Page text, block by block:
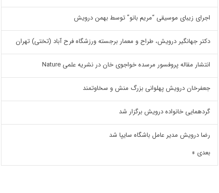
اجرای زیبای موسیقی “مریم بانو” توسط بهمن درویش
دکتر جهانگیر درویش، طراح و معمار برجسته ورزشگاه فرح آباد (تختی) تهران
انتشار مقاله پروفسور مرسده خواجوی خان در نشریه علمی Nature
جعفرخان درویش پهلوانی بزرگ منش و سخاوتمند
گردهمایی خانواده درویش برگزار شد
رضا درویش مدیر عامل باشگاه سایپا شد
بعدی »